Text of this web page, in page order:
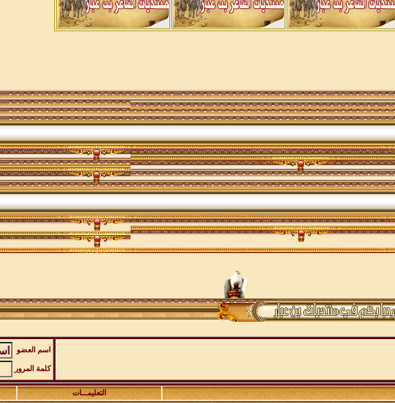
اسم العضو
كلمة المرور
التعليمـــات